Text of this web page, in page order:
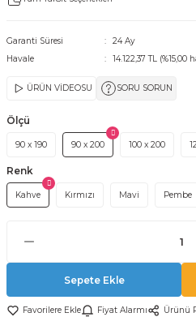
Modelleri
Garanti Süresi
24 Ay
Havale
14.122,37 TL
ÜRÜN VİDEOSU SORU SORUN
Ölçü
90 x 190 90 x 200 100 x 200
Renk
Kahve Kırmızı Mavi Pembe
Sepete Ekle
Fiyat Alarmı Ürünü